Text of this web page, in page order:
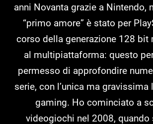
anni Novanta grazie a Nintendo,
“primo amore” è stato per
corso della generazione 128 bit
al multipiattaforma: questo
permesso di approfondire
serie, con l’unica ma gravissima
gaming. Ho cominciato a
videogiochi nel 2008, quando